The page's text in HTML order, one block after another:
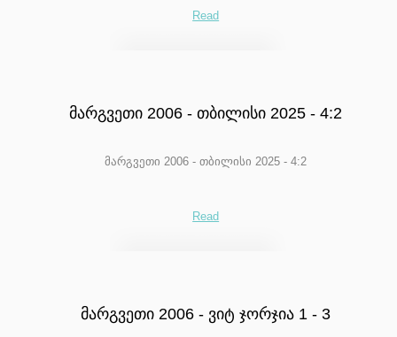
Read
მარგვეთი 2006 - თბილისი 2025 - 4:2
მარგვეთი 2006 - თბილისი 2025 - 4:2
Read
მარგვეთი 2006 - ვიტ ჯორჯია 1 - 3